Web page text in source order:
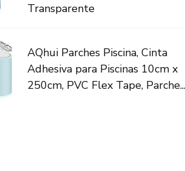
Transparente
AQhui Parches Piscina, Cinta
Adhesiva para Piscinas 10cm x
250cm, PVC Flex Tape, Parche...